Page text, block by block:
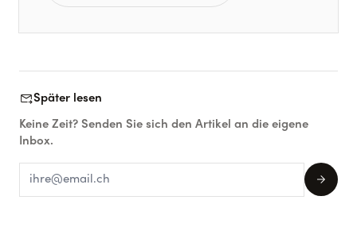
forward_to_inboxSpäter lesen
Keine Zeit? Senden Sie sich den Artikel an die eigene
Inbox.
arrow_forward